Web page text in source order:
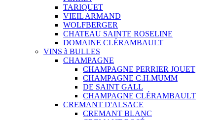
TARIQUET
VIEIL ARMAND
WOLFBERGER
CHATEAU SAINTE ROSELINE
DOMAINE CLÉRAMBAULT
VINS à BULLES
CHAMPAGNE
CHAMPAGNE PERRIER JOUET
CHAMPAGNE C.H.MUMM
DE SAINT GALL
CHAMPAGNE CLÉRAMBAULT
CREMANT D'ALSACE
CREMANT BLANC